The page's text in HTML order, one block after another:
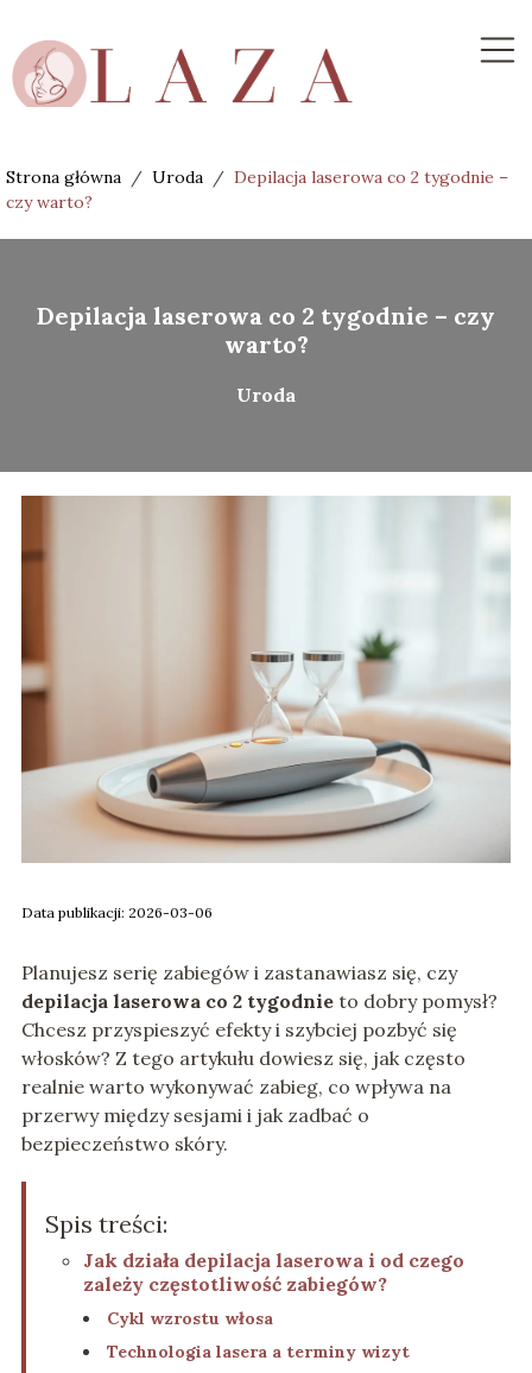
Strona główna / Uroda / Depilacja laserowa co 2 tygodnie –
czy warto?
Depilacja laserowa co 2 tygodnie – czy
warto?
Uroda
Data publikacji: 2026-03-06
Planujesz serię zabiegów i zastanawiasz się, czy
depilacja laserowa co 2 tygodnieto dobry pomysł?
Chcesz przyspieszyć efekty i szybciej pozbyć się
włosków? Z tego artykułu dowiesz się, jak często
realnie warto wykonywać zabieg, co wpływa na
przerwy między sesjami i jak zadbać o
bezpieczeństwo skóry.
Spis treści:
Jak działa depilacja laserowa i od czego
zależy częstotliwość zabiegów?
Cykl wzrostu włosa
Technologia lasera a terminy wizyt